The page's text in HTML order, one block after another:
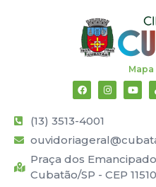
(13) 3513-4001
Praça dos
Cubatão/SP - CEP